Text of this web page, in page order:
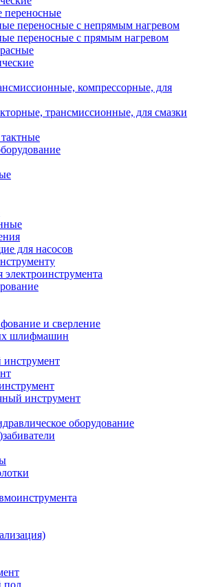
переносные
переносные с непрямым нагревом
переносные с прямым нагревом
компрессорные, для
трансмиссионные, для смазки
для насосов
и сверление
шлифмашин
инструмент
инструмент
оборудование
пол